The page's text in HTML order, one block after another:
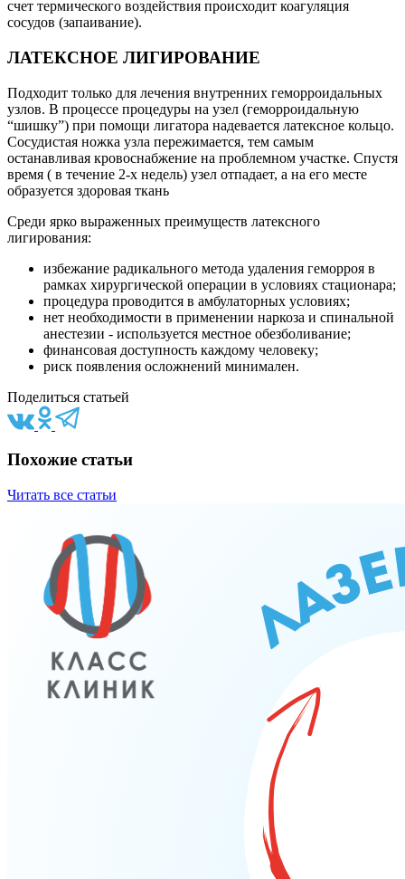
счет термического воздействия происходит коагуляция
сосудов (запаивание).
ЛАТЕКСНОЕ ЛИГИРОВАНИЕ
Подходит только для лечения внутренних геморроидальных
узлов. В процессе процедуры на узел (геморроидальную
“шишку”) при помощи лигатора надевается латексное кольцо.
Сосудистая ножка узла пережимается, тем самым
останавливая кровоснабжение на проблемном участке. Спустя
время ( в течение 2-х недель) узел отпадает, а на его месте
образуется здоровая ткань
Среди ярко выраженных преимуществ латексного
лигирования:
избежание радикального метода удаления геморроя в
рамках хирургической операции в условиях стационара;
процедура проводится в амбулаторных условиях;
нет необходимости в применении наркоза и спинальной
анестезии - используется местное обезболивание;
финансовая доступность каждому человеку;
риск появления осложнений минимален.
Поделиться статьей
Похожие статьи
Читать все статьи